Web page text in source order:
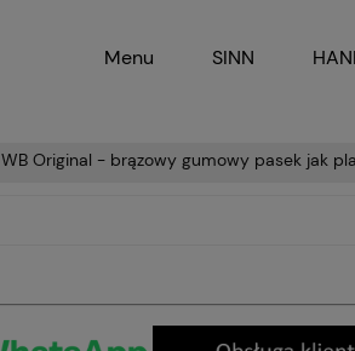
Menu SINN
WB Original - brązowy gumowy pasek jak